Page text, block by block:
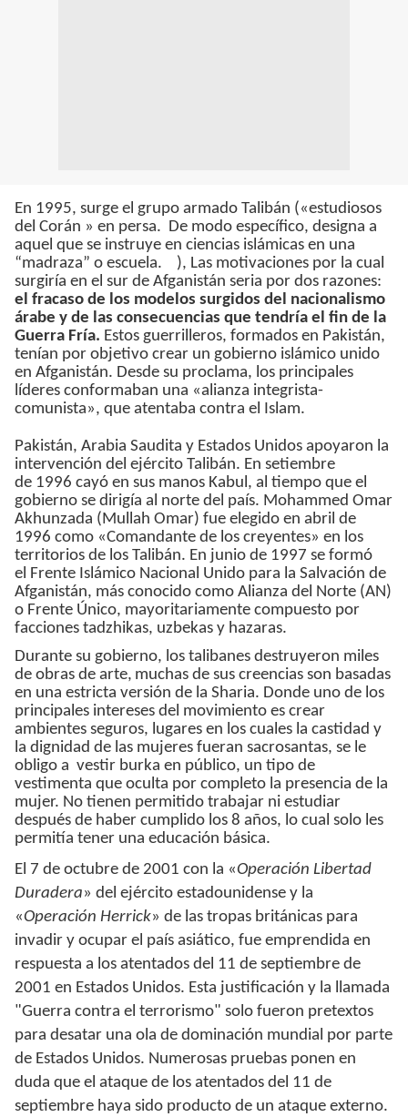
En 1995, surge el grupo armado Talibán («estudiosos
del Corán » en persa. De modo específico, designa a
aquel que se instruye en ciencias islámicas en una
“madraza” o escuela. ), Las motivaciones por la cual
surgiría en el sur de Afganistán seria por dos razones:
el fracaso de los modelos surgidos del nacionalismo
árabe y de las consecuencias que tendría el fin de la
Guerra Fría. Estos guerrilleros, formados en Pakistán,
tenían por objetivo crear un gobierno islámico unido
en Afganistán. Desde su proclama, los principales
líderes conformaban una «alianza integrista-
comunista», que atentaba contra el Islam.
Pakistán, Arabia Saudita y Estados Unidos apoyaron la
intervención del ejército Talibán. En setiembre
de 1996 cayó en sus manos Kabul, al tiempo que el
gobierno se dirigía al norte del país. Mohammed Omar
Akhunzada (Mullah Omar) fue elegido en abril de
1996 como «Comandante de los creyentes» en los
territorios de los Talibán. En junio de 1997 se formó
el Frente Islámico Nacional Unido para la Salvación de
Afganistán, más conocido como Alianza del Norte (AN)
o Frente Único, mayoritariamente compuesto por
facciones tadzhikas, uzbekas y hazaras.
Durante su gobierno, los talibanes destruyeron miles
de obras de arte, muchas de sus creencias son basadas
en una estricta versión de la Sharia. Donde uno de los
principales intereses del movimiento es crear
ambientes seguros, lugares en los cuales la castidad y
la dignidad de las mujeres fueran sacrosantas, se le
obligo a vestir burka en público, un tipo de
vestimenta que oculta por completo la presencia de la
mujer. No tienen permitido trabajar ni estudiar
después de haber cumplido los 8 años, lo cual solo les
permitía tener una educación básica.
El 7 de octubre de 2001 con la «Operación Libertad
Duradera» del ejército estadounidense y la
«Operación Herrick» de las tropas británicas para
invadir y ocupar el país asiático, fue emprendida en
respuesta a los atentados del 11 de septiembre de
2001 en Estados Unidos. Esta justificación y la llamada
"Guerra contra el terrorismo" solo fueron pretextos
para desatar una ola de dominación mundial por parte
de Estados Unidos. Numerosas pruebas ponen en
duda que el ataque de los atentados del 11 de
septiembre haya sido producto de un ataque externo.